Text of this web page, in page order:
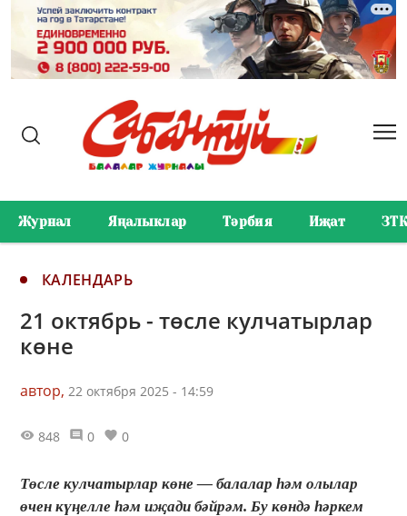
Журнал Яңалыклар Тәрбия Иҗат ЗТК
КАЛЕНДАРЬ
21 октябрь - төсле кулчатырлар
көне
автор, 22 октября 2025 - 14:59
848 0 0
Төсле кулчатырлар көне — балалар һәм олылар
өчен күңелле һәм иҗади бәйрәм. Бу көндә һәркем